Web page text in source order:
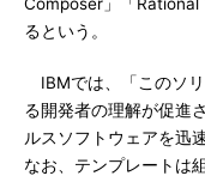
るという。
IBMでは、「このソ
る開発者の理解が促進
ルスソフトウェアを迅
なお、テンプレートは